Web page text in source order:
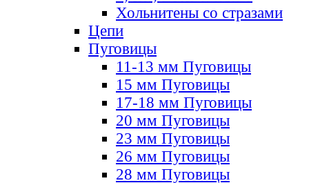
Хольнитены со стразами
Цепи
Пуговицы
11-13 мм Пуговицы
15 мм Пуговицы
17-18 мм Пуговицы
20 мм Пуговицы
23 мм Пуговицы
26 мм Пуговицы
28 мм Пуговицы